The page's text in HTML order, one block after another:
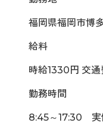
福岡県福岡市博
給料
時給1330円 交
勤務時間
8:45～17:30 実